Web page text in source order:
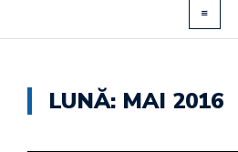
LUNĂ: MAI 2016